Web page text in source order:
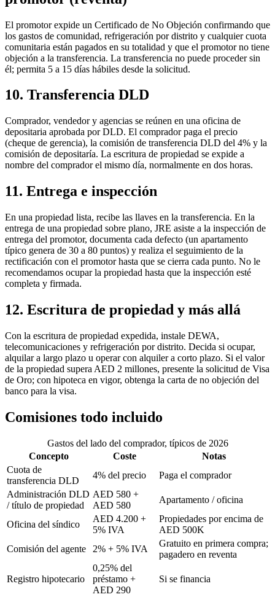
El promotor expide un Certificado de No Objeción confirmando que
los gastos de comunidad, refrigeración por distrito y cualquier cuota
comunitaria están pagados en su totalidad y que el promotor no tiene
objeción a la transferencia. La transferencia no puede proceder sin
él; permita 5 a 15 días hábiles desde la solicitud.
10. Transferencia DLD
Comprador, vendedor y agencias se reúnen en una oficina de
depositaria aprobada por DLD. El comprador paga el precio
(cheque de gerencia), la comisión de transferencia DLD del 4% y la
comisión de depositaría. La escritura de propiedad se expide a
nombre del comprador el mismo día, normalmente en dos horas.
11. Entrega e inspección
En una propiedad lista, recibe las llaves en la transferencia. En la
entrega de una propiedad sobre plano, JRE asiste a la inspección de
entrega del promotor, documenta cada defecto (un apartamento
típico genera de 30 a 80 puntos) y realiza el seguimiento de la
rectificación con el promotor hasta que se cierra cada punto. No le
recomendamos ocupar la propiedad hasta que la inspección esté
completa y firmada.
12. Escritura de propiedad y más allá
Con la escritura de propiedad expedida, instale DEWA,
telecomunicaciones y refrigeración por distrito. Decida si ocupar,
alquilar a largo plazo u operar con alquiler a corto plazo. Si el valor
de la propiedad supera AED 2 millones, presente la solicitud de Visa
de Oro; con hipoteca en vigor, obtenga la carta de no objeción del
banco para la visa.
Comisiones todo incluido
Gastos del lado del comprador, típicos de 2026
Concepto
Coste
Notas
Cuota de
transferencia DLD
4% del precio
Paga el comprador
Administración DLD
/ título de propiedad
AED 580 +
AED 580
Apartamento / oficina
Oficina del síndico
AED 4.200 +
5% IVA
Propiedades por encima de
AED 500K
Comisión del agente
2% + 5% IVA
Gratuito en primera compra;
pagadero en reventa
Registro hipotecario
0,25% del
préstamo +
AED 290
Si se financia